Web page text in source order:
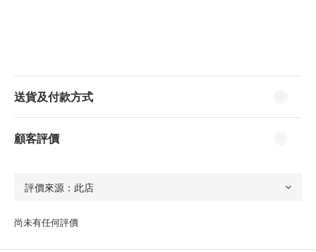
送貨及付款方式
顧客評價
尚未有任何評價